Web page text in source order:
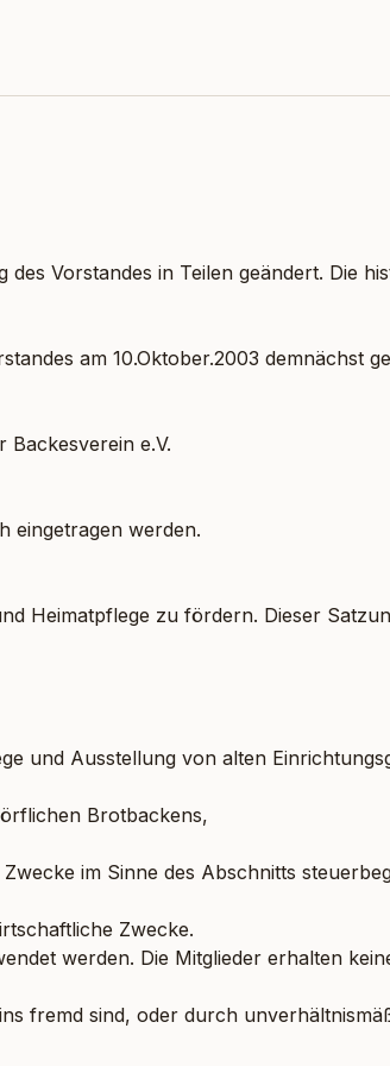
Vorstandes in Teilen geändert. Die
am 10.Oktober.2003 demnächst
e.V.
eingetragen werden.
Heimatpflege zu fördern. Dieser
und Ausstellung von alten
Brotbackens,
im Sinne des Abschnitts
Zwecke.
werden. Die Mitglieder erhalten
fremd sind, oder durch